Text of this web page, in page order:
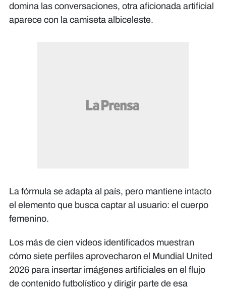
domina las conversaciones, otra aficionada artificial
aparece con la camiseta albiceleste.
La fórmula se adapta al país, pero mantiene intacto
el elemento que busca captar al usuario: el cuerpo
femenino.
Los más de cien videos identificados muestran
cómo siete perfiles aprovecharon el Mundial United
2026 para insertar imágenes artificiales en el flujo
de contenido futbolístico y dirigir parte de esa